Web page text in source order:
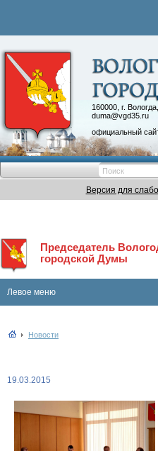
160000, г.
duma@vgd35.ru
официальный
Контакты
Депутатские
Версия для
Председатель
городской Думы
Левое меню
Новости
19.03.2015